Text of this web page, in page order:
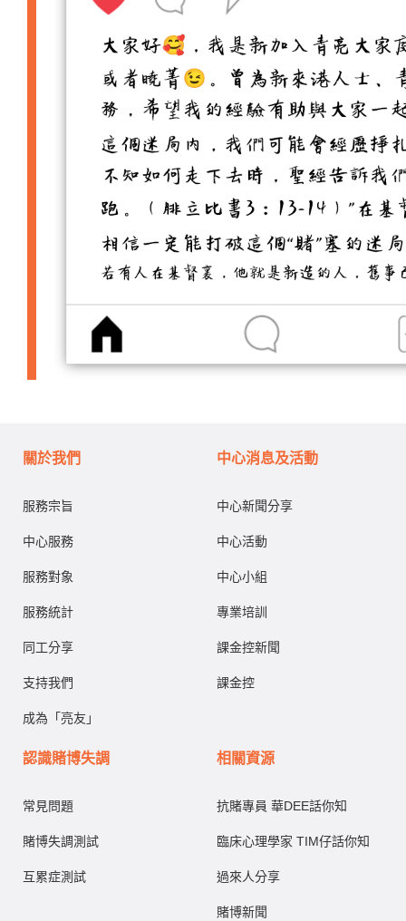
關於我們
服務宗旨
中心服務
服務對象
服務統計
同工分享
支持我們
成為「亮友」
中心消息及活動
中心新聞分享
中心活動
中心小組
專業培訓
課金控新聞
課金控
認識賭博失調
常見問題
賭博失調測試
互累症測試
相關資源
抗賭專員 華DEE話你知
臨床心理學家 TIM仔話你知
過來人分享
賭博新聞